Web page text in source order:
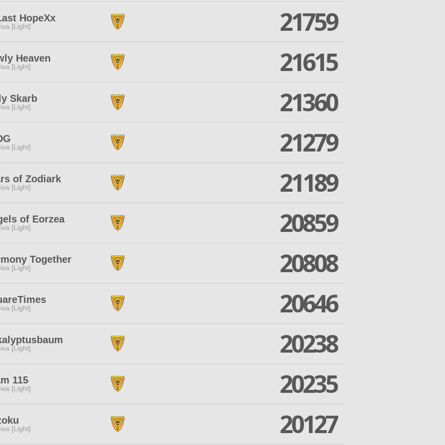
HopeXx
[Light] 21759
Heaven
[Light] 21615
Skarb
[Light] 21360
[Light] 21279
of Zodiark
[Light] 21189
of Eorzea
[Light] 20859
Together
[Light] 20808
[Light] 20646
[Light] 20238
115
[Light] 20235
[Light] 20127